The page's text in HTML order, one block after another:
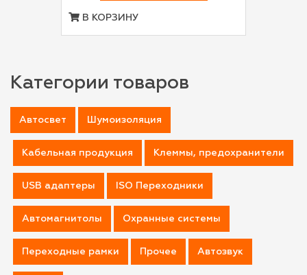
В КОРЗИНУ
Категории товаров
Автосвет Шумоизоляция
Кабельная продукция Клеммы, предохранители
USB адаптеры ISO Переходники
Автомагнитолы Охранные системы
Переходные рамки Прочее Автозвук